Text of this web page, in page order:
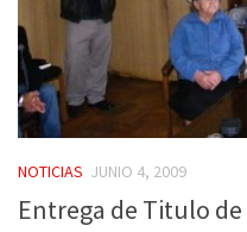
NOTICIAS JUNIO 4, 2009
Entrega de Titulo